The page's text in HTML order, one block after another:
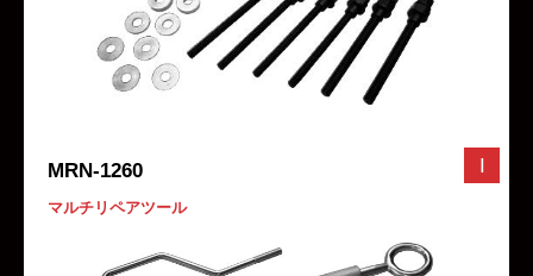
MRN-1260
マルチリペアツール